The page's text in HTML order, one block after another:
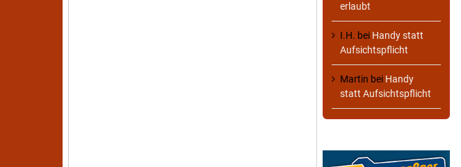
erlaubt
I.H. bei Handy statt
Aufsichtspflicht
Martin bei Handy
statt Aufsichtspflicht